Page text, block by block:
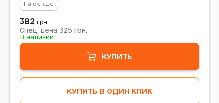
На складе
382 грн.
Спец. цена 325 грн.
В наличии
КУПИТЬ
КУПИТЬ В ОДИН КЛИК